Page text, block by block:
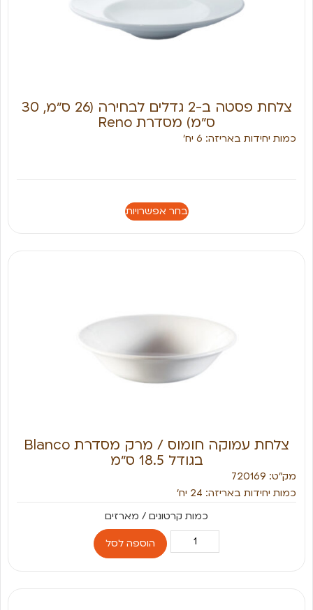
צלחת פסטה ב-2 גדלים לבחירה (26 ס״מ, 30
ס״מ) מסדרת Reno
כמות יחידות באריזה: 6 יח׳
בחר אפשרויות
צלחת עמוקה חומוס / מרק מסדרת Blanco
בגודל 18.5 ס״מ
מק״ט: 720169
כמות יחידות באריזה: 24 יח׳
הוספה לסל